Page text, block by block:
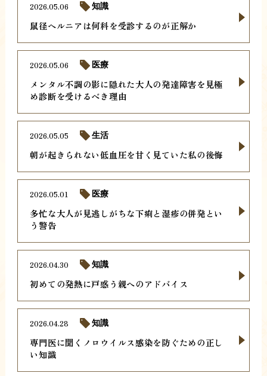
鼠径ヘルニアは何科を受診するのが正解か
2026.05.06 知識
メンタル不調の影に隠れた大人の発達障害を見極
め診断を受けるべき理由
2026.05.06 医療
朝が起きられない低血圧を甘く見ていた私の後悔
2026.05.05 生活
多忙な大人が見逃しがちな下痢と湿疹の併発とい
う警告
2026.05.01 医療
初めての発熱に戸惑う親へのアドバイス
2026.04.30 知識
専門医に聞くノロウイルス感染を防ぐための正し
い知識
2026.04.28 知識